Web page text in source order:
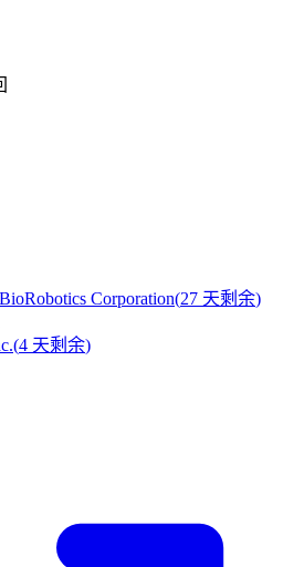
Corporation(27 天剩余)
(4 天剩余)